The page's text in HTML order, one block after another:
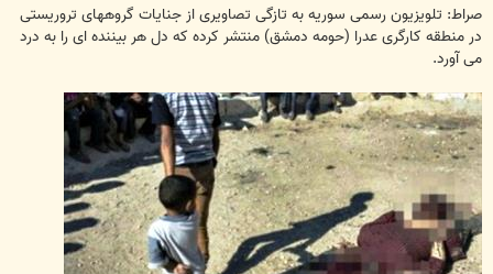
ت
صراط: تلویزیون رسمی سوریه به تازگی تصاویری از جنایات گروههای تروریستی
در منطقه کارگری عدرا (حومه دمشق) منتشر کرده که دل هر بیننده ای را به درد
می آورد.